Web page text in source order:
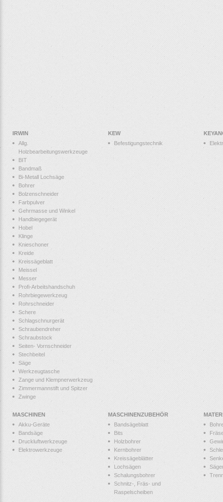
IRWIN
Allg.
Holzbearbeitungswerkzeuge
BIT
Bandmaß
Bi-Metall Lochsäge
Bohrer
Bolzenschneider
Farbpulver
Gehrmasse und Winkel
Handbiegegerät
Hobel
Klinge
Knieschoner
Kreide
Kreissägeblatt
Meissel
Messer
Profi-Arbeitshandschuh
Rohrbiegewerkzeug
Rohrschneider
Schere
Schlagschnurgerät
Schraubendreher
Schraubstock
Seiten- Vornschneider
Stechbeitel
Säge
Werkzeugtasche
Zange und Klempnerwerkzeug
Zimmermannstift und Spitzer
Zwinge
KEW
Befestigungstechnik
MASCHINEN
Akku-Geräte
Bandsäge
Druckluftwerkzeuge
Elektrowerkzeuge
MASCHINENZUBEHÖR
Bandsägeblatt
Bits
Holzbohrer
Kernbohrer
Kreissägeblätter
Lochsägen
Schalungsbohrer
Schnitz-, Fräs- und
Raspelscheiben